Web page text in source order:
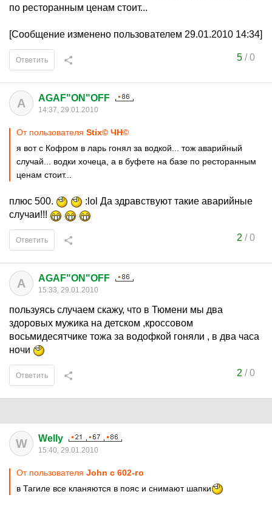
по ресторанным ценам стоит...
[Сообщение изменено пользователем 29.01.2010 14:34]
5/0
Ответить
A AGAF"ON"OFF
14:37, 29.01.2010
От пользователя Stix© ЧН©
я вот с Кофром в ларь гонял за водкой... тож аварийный
случай... водки хочеца, а в буфете на базе по ресторанным
ценам стоит...
плюс 500.
:lol Да здравствуют такие аварийные
случаи!!!
2 /0
Ответить
A AGAF"ON"OFF
15:33, 29.01.2010
пользуясь случаем скажу, что в Тюмени мы два
здоровых мужика на детском ,кроссовом
восьмидесятчике тожа за водофкой гоняли , в два часа
ночи
2 /0
Ответить
W Welly
15:40, 29.01.2010
От пользователя John с 602-го
в Тагиле все кланяются в пояс и снимают шапки